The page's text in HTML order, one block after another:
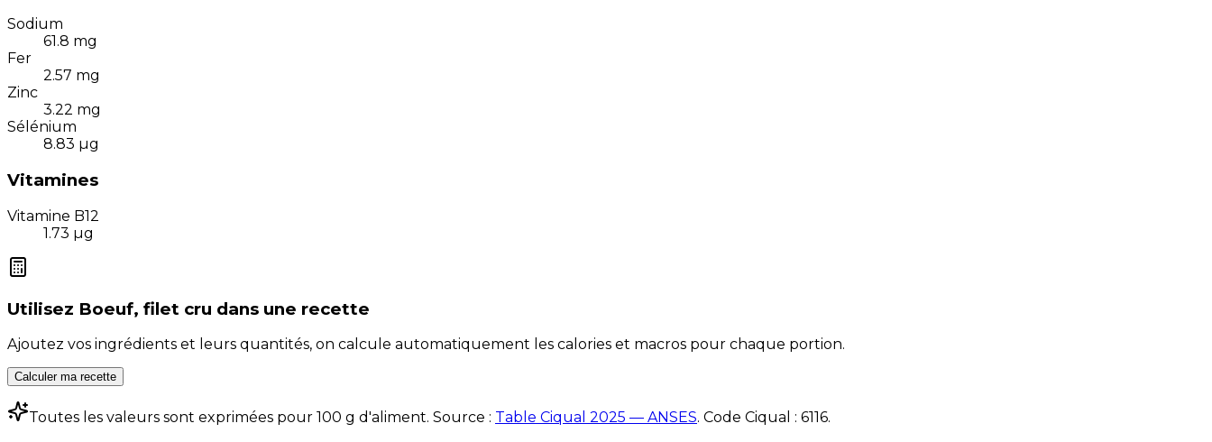
Sodium
61.8 mg
Fer
2.57 mg
Zinc
3.22 mg
Sélénium
8.83 µg
Vitamines
Vitamine B12
1.73 µg
Utilisez Boeuf, filet cru dans une recette
Ajoutez vos ingrédients et leurs quantités, on calcule automatiquement les calories et macros pour chaque portion.
Calculer ma recette
Toutes les valeurs sont exprimées pour 100 g d'aliment. Source : Table Ciqual 2025 — ANSES. Code Ciqual : 6116.